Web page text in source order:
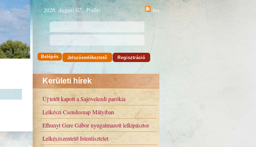
rss
2026. August 07., Friday
Belépés Jelszóemlékeztető Regisztráció
Kerületi hírek
Új tetőt kapott a Sajóvelezdi parókia
Lelkészi Csendesnap Mályiban
Elhunyt Gere Gábor nyugalmazott lelkipásztor
Lelkészszentelő Istentisztelet